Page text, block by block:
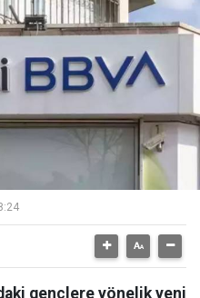
gençlere yönelik yeni